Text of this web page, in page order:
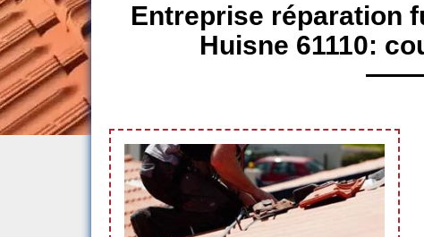
Entreprise réparation
Huisne 61110: